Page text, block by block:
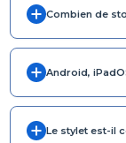
Combien de
Android,
Le stylet est-il